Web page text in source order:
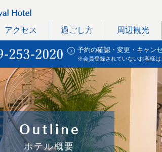
アクセス 過ごし方 周辺観光
予約の確認・変更・キャン
※会員登録されていないお客様
ホテル概要